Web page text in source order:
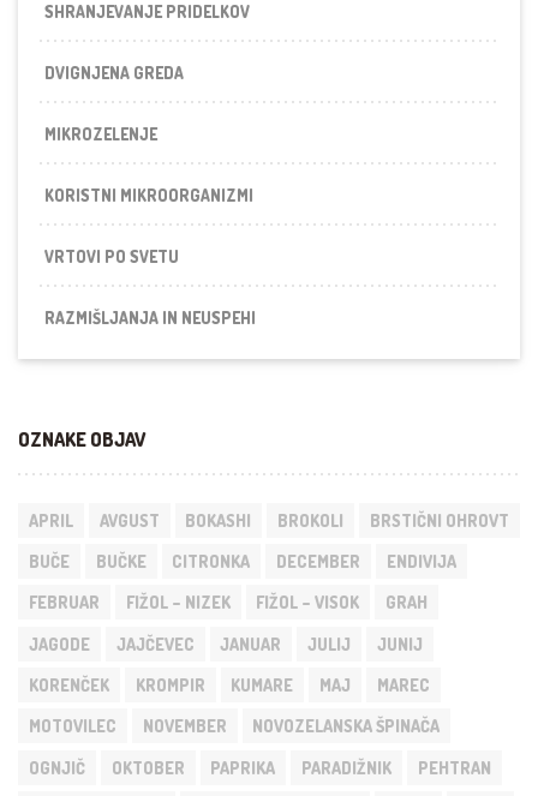
SHRANJEVANJE PRIDELKOV
DVIGNJENA GREDA
MIKROZELENJE
KORISTNI MIKROORGANIZMI
VRTOVI PO SVETU
RAZMIŠLJANJA IN NEUSPEHI
OZNAKE OBJAV
APRIL AVGUST BOKASHI BROKOLI BRSTIČNI OHROVT
BUČE BUČKE CITRONKA DECEMBER ENDIVIJA
FEBRUAR FIŽOL – NIZEK FIŽOL – VISOK GRAH
JAGODE JAJČEVEC JANUAR JULIJ JUNIJ
KORENČEK KROMPIR KUMARE MAJ MAREC
MOTOVILEC NOVEMBER NOVOZELANSKA ŠPINAČA
OGNJIČ OKTOBER PAPRIKA PARADIŽNIK PEHTRAN